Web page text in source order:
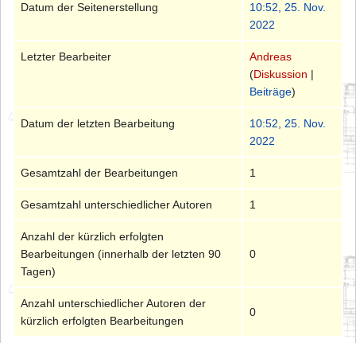
Datum der Seitenerstellung
10:52, 25. Nov.
2022
Letzter Bearbeiter
Andreas
(Diskussion |
Beiträge)
Datum der letzten Bearbeitung
10:52, 25. Nov.
2022
Gesamtzahl der Bearbeitungen 1
Gesamtzahl unterschiedlicher Autoren 1
Anzahl der kürzlich erfolgten
Bearbeitungen (innerhalb der letzten 90
Tagen)
0
Anzahl unterschiedlicher Autoren der
kürzlich erfolgten Bearbeitungen
0